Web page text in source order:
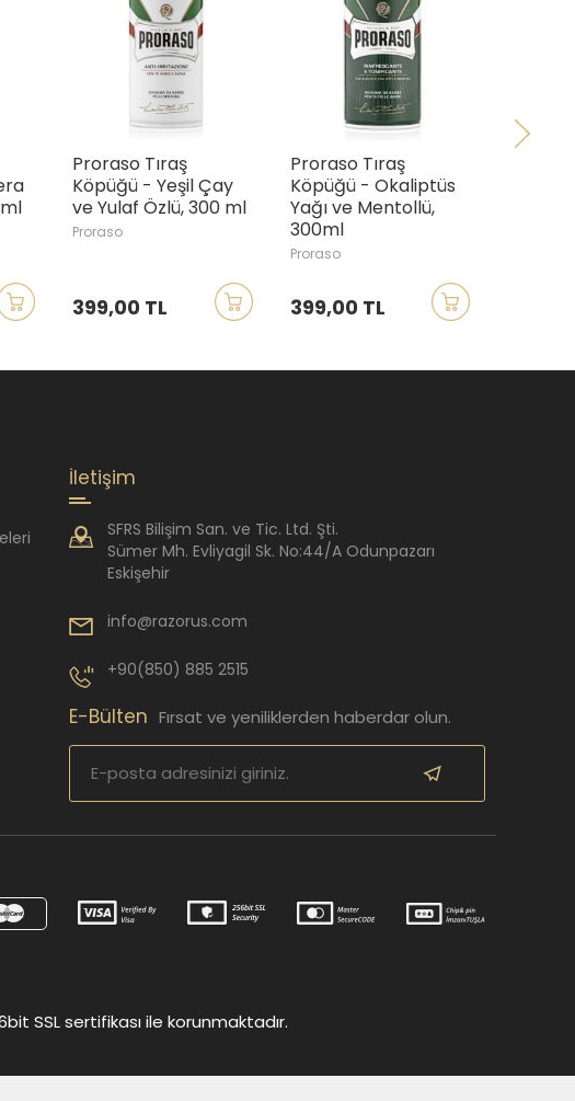
Proraso Tıraş
Köpüğü - Yeşil Çay
ve Yulaf Özlü, 300 ml
Proraso
399,00 TL
Proraso Tıraş
Köpüğü - Okaliptüs
Yağı ve Mentollü,
300ml
Proraso
399,00 TL
İletişim
SFRS Bilişim San. ve Tic. Ltd. Şti.
Sümer Mh. Evliyagil Sk. No:44/A Odunpazarı
Eskişehir
info@razorus.com
+90(850) 885 2515
E-Bülten Fırsat ve yeniliklerden haberdar olun.
SSL sertifikası ile korunmaktadır.